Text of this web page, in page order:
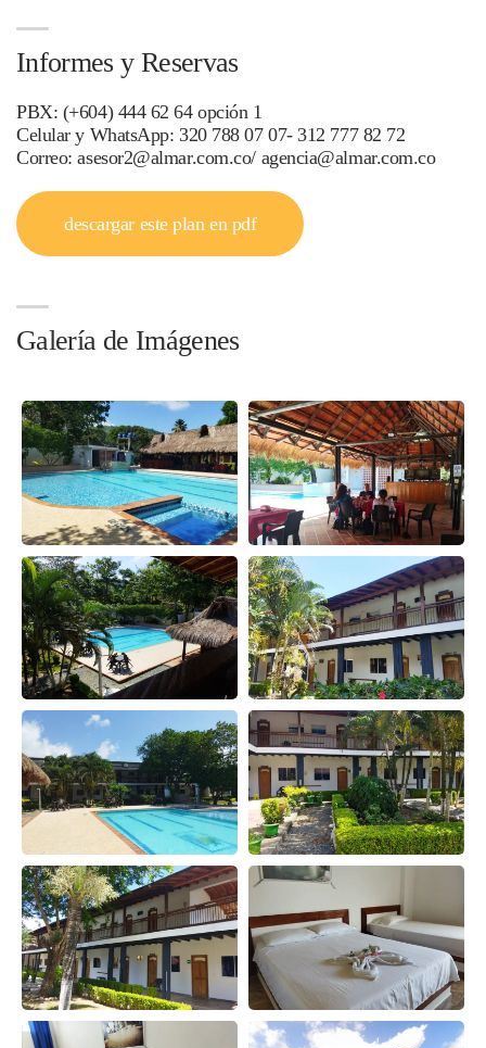
Informes y Reservas
PBX: (+604) 444 62 64 opción 1
Celular y WhatsApp: 320 788 07 07- 312 777 82 72
Correo: asesor2@almar.com.co/ agencia@almar.com.co
descargar este plan en pdf
Galería de Imágenes